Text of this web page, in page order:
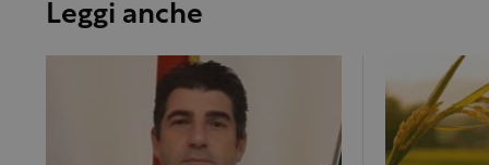
Leggi anche